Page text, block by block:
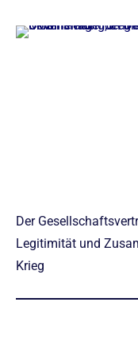
Der
Legitimität und
Krieg